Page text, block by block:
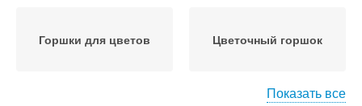
Горшки для цветов Цветочный горшок
Показать все